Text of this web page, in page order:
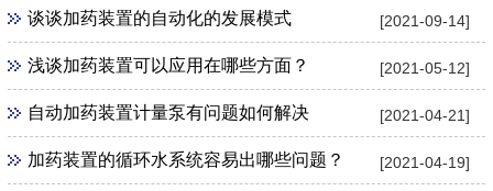
[2021-09-14]
谈谈加药装置的自动化的发展模式
[2021-05-12]
浅谈加药装置可以应用在哪些方面？
[2021-04-21]
自动加药装置计量泵有问题如何解决
[2021-04-19]
加药装置的循环水系统容易出哪些问题？